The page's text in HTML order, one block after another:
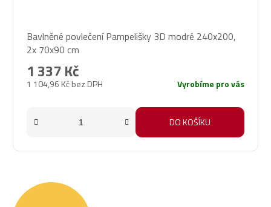
Bavlněné povlečení Pampelišky 3D modré 240x200,
2x 70x90 cm
1 104,96 Kč bez DPH
1 337 Kč
Vyrobíme pro vás
DO KOŠÍKU